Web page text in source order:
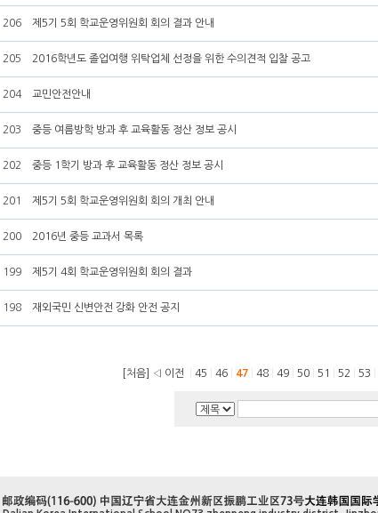
206 제5기 5회 학교운영위원회 회의 결과 안내
205 2016학년도 졸업여행 위탁업체 선정을 위한 수의견적 입찰 공고
204 교민안전안내
203 중등 여름방학 방과 후 교육활동 정산 정보 공시
202 중등 1학기 방과 후 교육활동 정산 정보 공시
201 제5기 5회 학교운영위원회 회의 개최 안내
200 2016년 중등 교과서 목록
199 제5기 4회 학교운영위원회 회의 결과
198 재외국민 신변안전 강화 안전 공지
[처음] ◁ 이전 45 46 47 48 49 50 51 52 53